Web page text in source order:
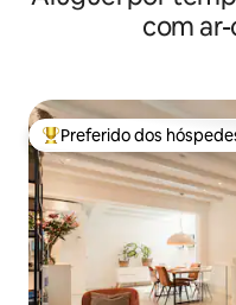
com
Entre os melhores
Preferido dos